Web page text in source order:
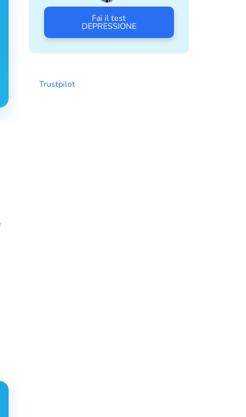
Fai il test
DEPRESSIONE
Trustpilot